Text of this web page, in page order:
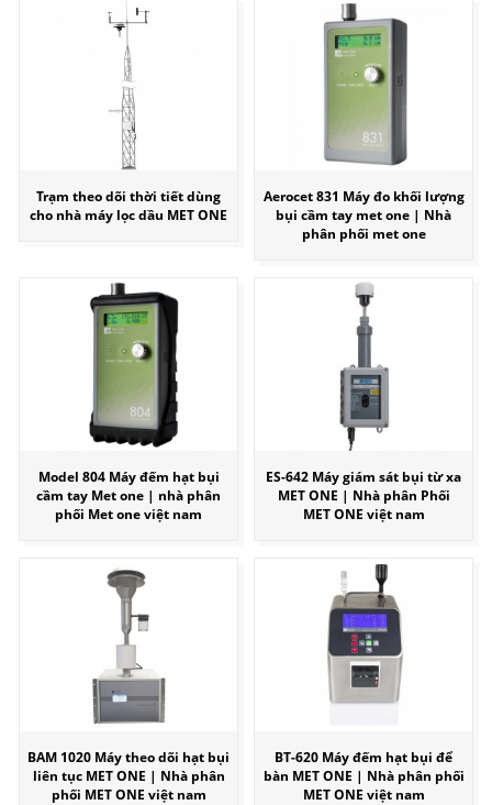
Trạm theo dõi thời tiết dùng
cho nhà máy lọc dầu MET ONE
Aerocet 831 Máy đo khối lượng
bụi cầm tay met one | Nhà
phân phối met one
Model 804 Máy đếm hạt bụi
cầm tay Met one | nhà phân
phối Met one việt nam
ES-642 Máy giám sát bụi từ xa
MET ONE | Nhà phân Phối
MET ONE việt nam
BAM 1020 Máy theo dõi hạt bụi
liên tục MET ONE | Nhà phân
phối MET ONE việt nam
BT-620 Máy đếm hạt bụi để
bàn MET ONE | Nhà phân phối
MET ONE việt nam